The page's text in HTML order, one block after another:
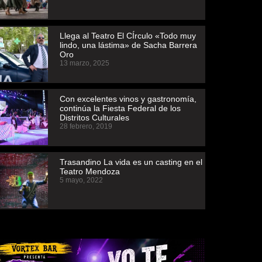
Llega al Teatro El CÍrculo «Todo muy
lindo, una lástima» de Sacha Barrera
Oro
13 marzo, 2025
Con excelentes vinos y gastronomía,
continúa la Fiesta Federal de los
Distritos Culturales
28 febrero, 2019
Trasandino La vida es un casting en el
Teatro Mendoza
5 mayo, 2022